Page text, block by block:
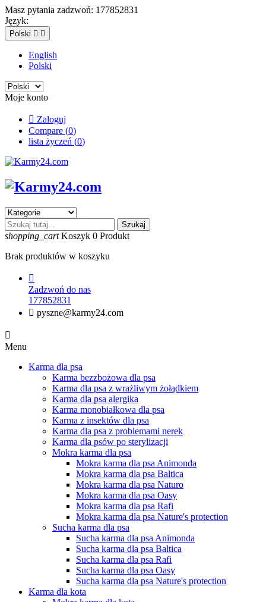
Masz pytania zadzwoń: 177852831
Język:
Polski  
English
Polski
Moje konto
 Zaloguj
Compare (0)
lista życzeń (0)
Szukaj
shopping_cart Koszyk 0 Produkt
Brak produktów w koszyku

Zadzwoń do nas
177852831
 pyszne@karmy24.com

Menu
Karma dla psa
Karma bezzbożowa dla psa
Karma dla psa z wrażliwym żołądkiem
Karma dla psa alergika
Karma monobiałkowa dla psa
Karma z insektów dla psa
Karma dla psa z problemami nerek
Karma dla psów po sterylizacji
Mokra karma dla psa
Mokra karma dla psa Animonda
Mokra karma dla psa Baltica
Mokra karma dla psa Naturo
Mokra karma dla psa Oasy
Mokra karma dla psa Rafi
Mokra karma dla psa Nature's protection
Sucha karma dla psa
Sucha karma dla psa Animonda
Sucha karma dla psa Baltica
Sucha karma dla psa Rafi
Sucha karma dla psa Oasy
Sucha karma dla psa Nature's protection
Karma dla kota